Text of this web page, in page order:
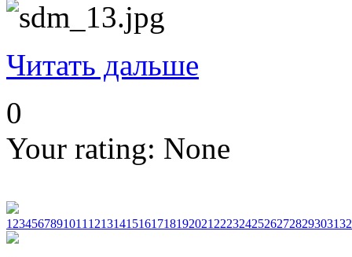
Читать дальше
0
Your rating: None
1234567891011121314151617181920212223242526272829303132